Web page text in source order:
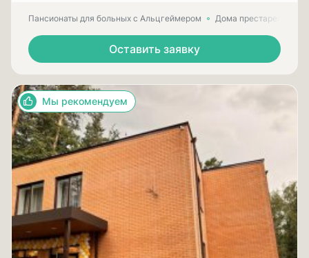
Пансионаты для больных с Альцгеймером Дома престарелых
Оставить заявку
Мы рекомендуем